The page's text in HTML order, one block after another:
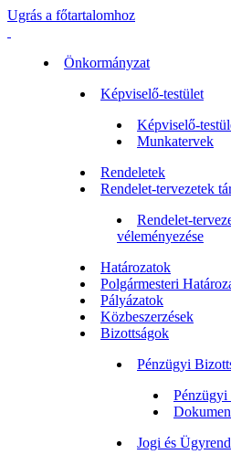
Ugrás a főtartalomhoz
Önkormányzat
Képviselő-testület
Képviselő-
Munkatervek
Rendeletek
Rendelet-tervezetek
Rendelet-
véleményezése
Határozatok
Polgármesteri
Pályázatok
Közbeszerzések
Bizottságok
Pénzügyi
Pénzügyi
Jogi és